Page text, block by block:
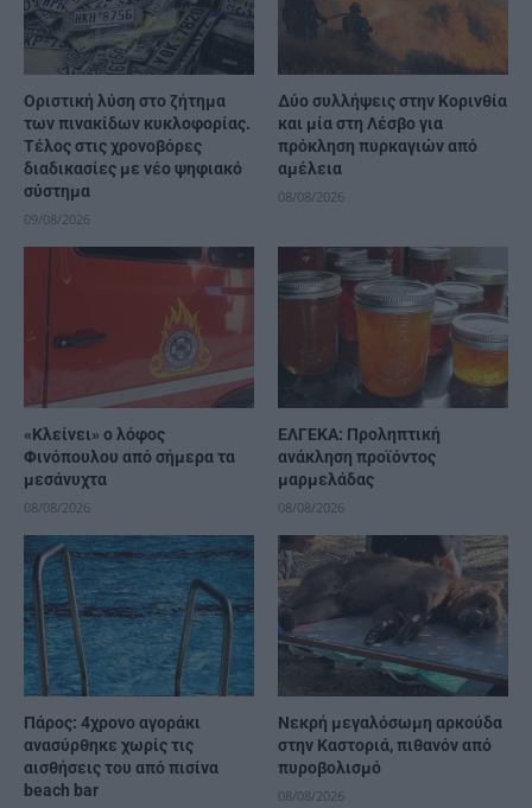
Οριστική λύση στο ζήτημα
των πινακίδων κυκλοφορίας.
Τέλος στις χρονοβόρες
διαδικασίες με νέο ψηφιακό
σύστημα
09/08/2026
Δύο συλλήψεις στην Κορινθία
και μία στη Λέσβο για
πρόκληση πυρκαγιών από
αμέλεια
08/08/2026
«Κλείνει» ο λόφος
Φινόπουλου από σήμερα τα
μεσάνυχτα
08/08/2026
ΕΛΓΕΚΑ: Προληπτική
ανάκληση προϊόντος
μαρμελάδας
08/08/2026
Πάρος: 4χρονο αγοράκι
ανασύρθηκε χωρίς τις
αισθήσεις του από πισίνα
beach bar
Νεκρή μεγαλόσωμη αρκούδα
στην Καστοριά, πιθανόν από
πυροβολισμό
08/08/2026